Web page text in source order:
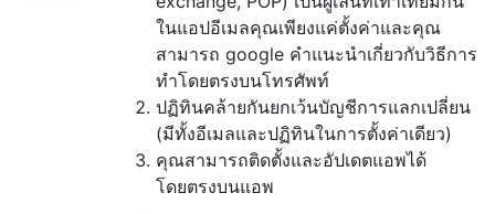
ในแอปอีเมลคุณเพียงแค่ตั้งค่าและคุณ
สามารถ google คำแนะนำเกี่ยวกับวิธีการ
ทำโดยตรงบนโทรศัพท์
ปฏิทินคล้ายกันยกเว้นบัญชีการแลกเปลี่ยน
(มีทั้งอีเมลและปฏิทินในการตั้งค่าเดียว)
คุณสามารถติดตั้งและอัปเดตแอพได้
โดยตรงบนแอพ